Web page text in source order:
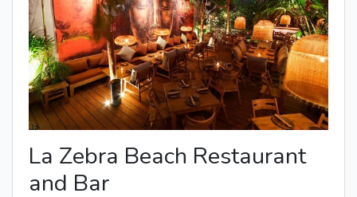
La Zebra Beach Restaurant
and Bar